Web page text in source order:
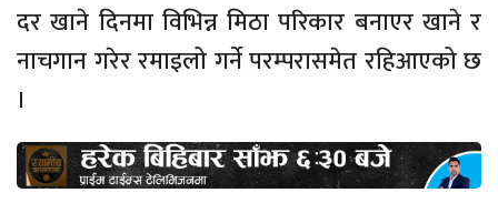
दर खाने दिनमा विभिन्न मिठा परिकार बनाएर खाने र
नाचगान गरेर रमाइलो गर्ने परम्परासमेत रहिआएको छ
।